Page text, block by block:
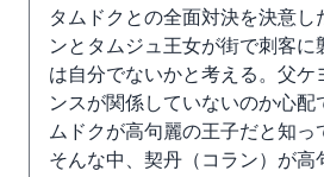
タムドクとの全面対決を決意
ンとタムジュ王女が街で刺客
は自分でないかと考える。父
ンスが関係していないのか心
ムドクが高句麗の王子だと知っ
そんな中、契丹（コラン）が